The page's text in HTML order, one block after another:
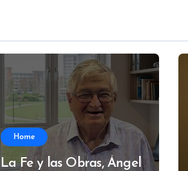
Home
La Fe y las Obras, Ángel